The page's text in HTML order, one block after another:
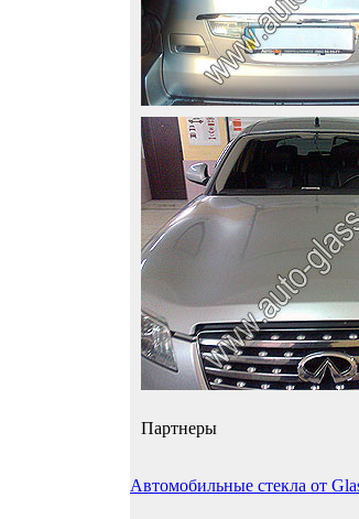
Партнеры
Автомобильные стекла от